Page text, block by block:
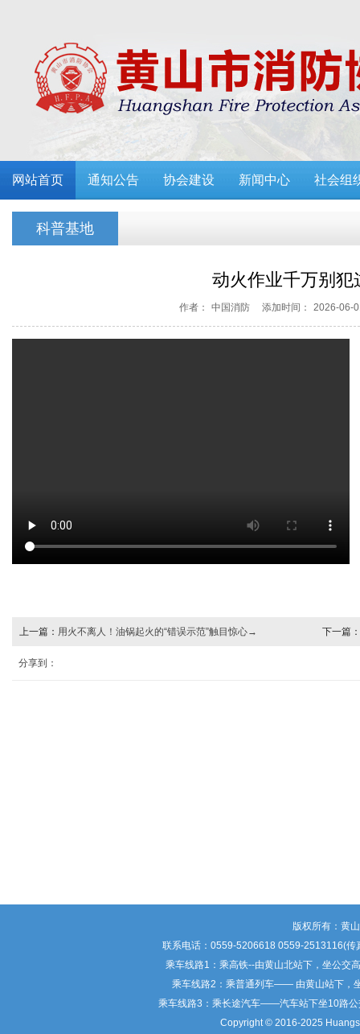
网站首页 通知公告 协会建设 新闻中心 社会组
科普基地
动火作业千万别犯
作者： 中国消防 添加时间： 2026-06-
上一篇： 用火不离人！油锅起火的“错误示范”触目惊心→ 下一篇：
分享到：
版权所有：
联系电话：0559-5206618 0559-2513116(
乘车线路1：乘高铁--由黄山北站下，坐公交
乘车线路2：乘普通列车—— 由黄山站下，
乘车线路3：乘长途汽车——汽车站下坐10路公
Copyright © 2016-2025